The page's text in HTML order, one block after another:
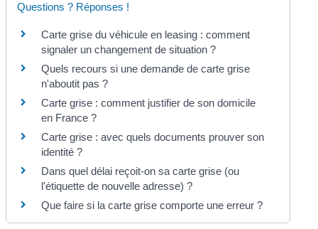
Questions ? Réponses !
Carte grise du véhicule en leasing : comment
signaler un changement de situation ?
Quels recours si une demande de carte grise
n'aboutit pas ?
Carte grise : comment justifier de son domicile
en France ?
Carte grise : avec quels documents prouver son
identité ?
Dans quel délai reçoit-on sa carte grise (ou
l'étiquette de nouvelle adresse) ?
Que faire si la carte grise comporte une erreur ?